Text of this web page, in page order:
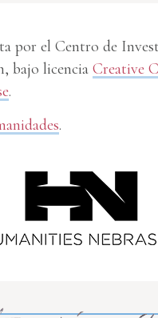
por el Centro de
bajo licencia Creative
.
.